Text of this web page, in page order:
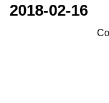
2018-02-16